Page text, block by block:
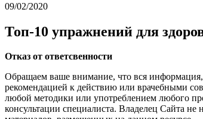
09/02/2020
Топ-10 упражнений для
Отказ от ответсвенности
Обращаем ваше внимание, что вся информация,
рекомендацией к действию или врачебными
любой методики или употреблением любого
консультации специалиста. Владелец Сайта